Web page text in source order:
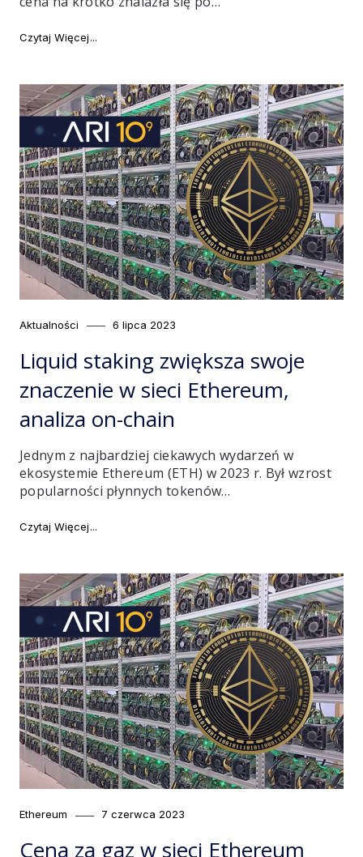
Czytaj Więcej
Category
Aktualności
Posted
6 lipca 2023
Liquid staking zwiększa swoje
znaczenie w sieci Ethereum,
analiza on-chain
Jednym z najbardziej ciekawych wydarzeń w
ekosystemie Ethereum (ETH) w 2023 r. Był wzrost
popularności płynnych tokenów…
Czytaj Więcej
Category
Ethereum
Posted
7 czerwca 2023
Cena za gaz w sieci Ethereum